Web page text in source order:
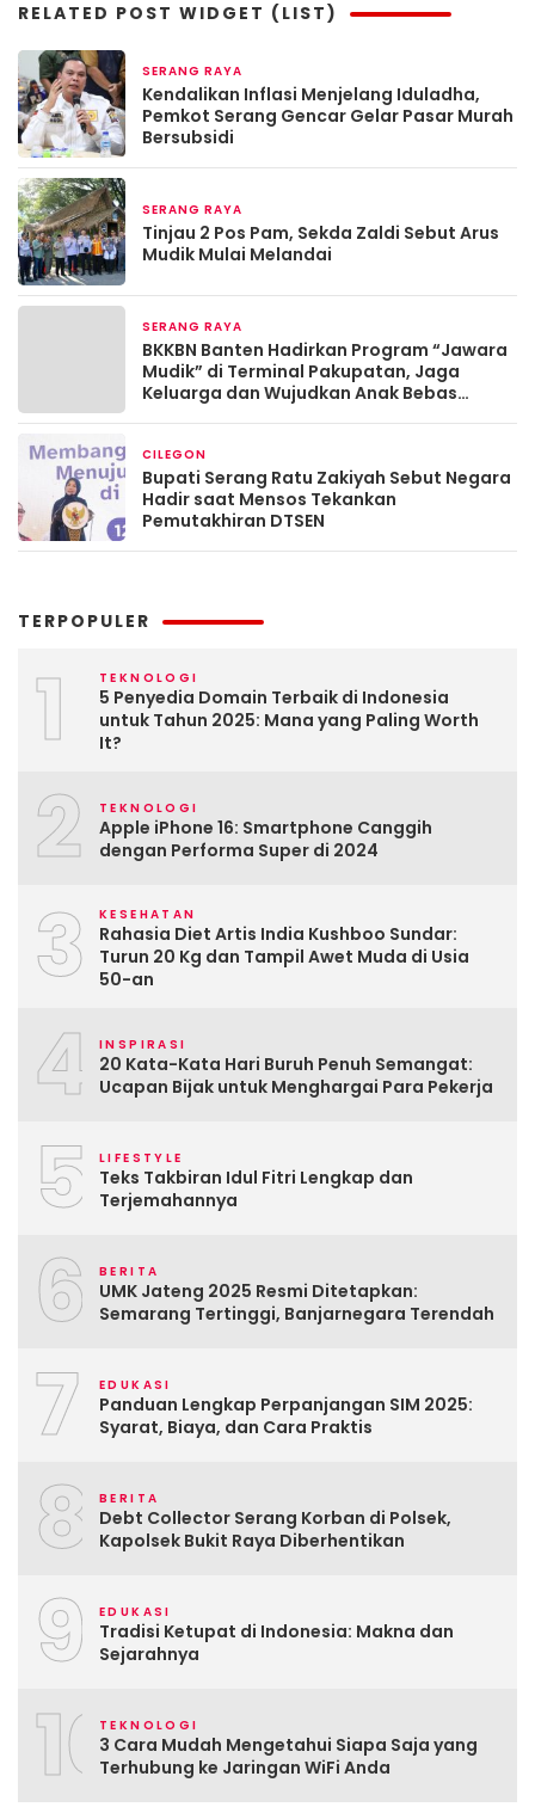
RELATED POST WIDGET (LIST)
SERANG RAYA
Kendalikan Inflasi Menjelang Iduladha,
Pemkot Serang Gencar Gelar Pasar Murah
Bersubsidi
SERANG RAYA
Tinjau 2 Pos Pam, Sekda Zaldi Sebut Arus
Mudik Mulai Melandai
SERANG RAYA
BKKBN Banten Hadirkan Program “Jawara
Mudik” di Terminal Pakupatan, Jaga
Keluarga dan Wujudkan Anak Bebas
CILEGON
Bupati Serang Ratu Zakiyah Sebut Negara
Hadir saat Mensos Tekankan
Pemutakhiran DTSEN
TERPOPULER
1 TEKNOLOGI
5 Penyedia Domain Terbaik di Indonesia
untuk Tahun 2025: Mana yang Paling Worth
It?
2 TEKNOLOGI
Apple iPhone 16: Smartphone Canggih
dengan Performa Super di 2024
3 KESEHATAN
Rahasia Diet Artis India Kushboo Sundar:
Turun 20 Kg dan Tampil Awet Muda di Usia
50-an
4 INSPIRASI
20 Kata-Kata Hari Buruh Penuh Semangat:
Ucapan Bijak untuk Menghargai Para Pekerja
5 LIFESTYLE
Teks Takbiran Idul Fitri Lengkap dan
Terjemahannya
6 BERITA
UMK Jateng 2025 Resmi Ditetapkan:
Semarang Tertinggi, Banjarnegara Terendah
7 EDUKASI
Panduan Lengkap Perpanjangan SIM 2025:
Syarat, Biaya, dan Cara Praktis
8 BERITA
Debt Collector Serang Korban di Polsek,
Kapolsek Bukit Raya Diberhentikan
9 EDUKASI
Tradisi Ketupat di Indonesia: Makna dan
Sejarahnya
10TEKNOLOGI
3 Cara Mudah Mengetahui Siapa Saja yang
Terhubung ke Jaringan WiFi Anda